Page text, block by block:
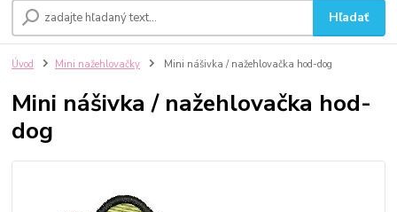
Hľadať
Úvod Mini nažehlovačky Mini nášivka / nažehlovačka hod-dog
Mini nášivka / nažehlovačka hod-
dog